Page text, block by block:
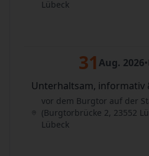
Lübeck
31 Aug. 2026•
Unterhaltsam, informativ
vor dem Burgtor auf der
(Burgtorbrücke 2, 23552
Lübeck